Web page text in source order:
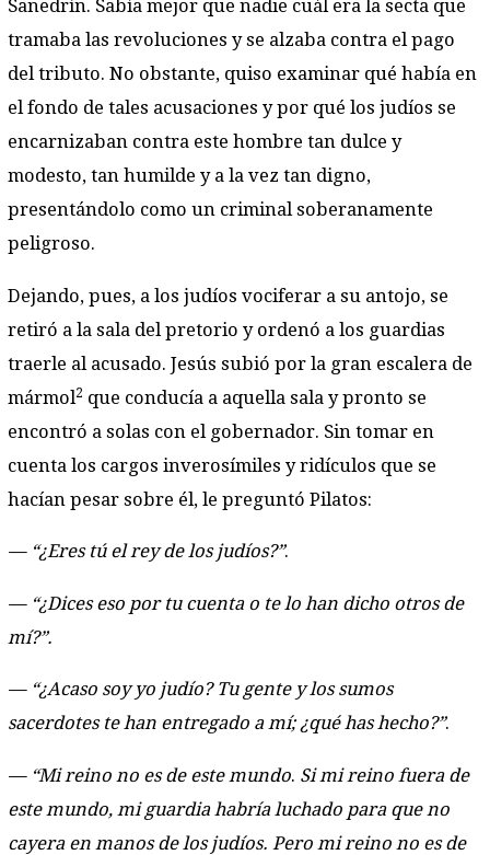
Sanedrín. Sabía mejor que nadie cuál era la secta que
tramaba las revoluciones y se alzaba contra el pago
del tributo. No obstante, quiso examinar qué había en
el fondo de tales acusaciones y por qué los judíos se
encarnizaban contra este hombre tan dulce y
modesto, tan humilde y a la vez tan digno,
presentándolo como un criminal soberanamente
peligroso.
Dejando, pues, a los judíos vociferar a su antojo, se
retiró a la sala del pretorio y ordenó a los guardias
traerle al acusado. Jesús subió por la gran escalera de
mármol2 que conducía a aquella sala y pronto se
encontró a solas con el gobernador. Sin tomar en
cuenta los cargos inverosímiles y ridículos que se
hacían pesar sobre él, le preguntó Pilatos:
— “¿Eres tú el rey de los judíos?”.
— “¿Dices eso por tu cuenta o te lo han dicho otros de
mí?”.
— “¿Acaso soy yo judío? Tu gente y los sumos
sacerdotes te han entregado a mí; ¿qué has hecho?”.
— “Mi reino no es de este mundo. Si mi reino fuera de
este mundo, mi guardia habría luchado para que no
cayera en manos de los judíos. Pero mi reino no es de